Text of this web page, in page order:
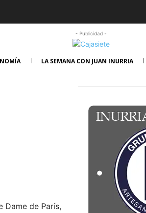
- Publicidad -
LA SEMANA CON JUAN INURRIA
Dame de París,